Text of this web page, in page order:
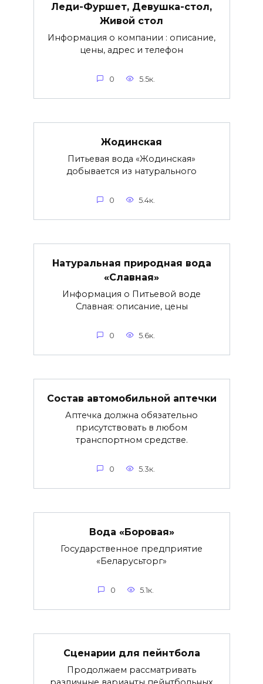
Леди-Фуршет, Девушка-стол,
Живой стол
Информация о компании : описание,
цены, адрес и телефон
0 5.5к.
Жодинская
Питьевая вода «Жодинская»
добывается из натурального
0 5.4к.
Натуральная природная вода
«Славная»
Информация о Питьевой воде
Славная: описание, цены
0 5.6к.
Состав автомобильной аптечки
Аптечка должна обязательно
присутствовать в любом
транспортном средстве.
0 5.3к.
Вода «Боровая»
Государственное предприятие
«Беларусьторг»
0 5.1к.
Сценарии для пейнтбола
Продолжаем рассматривать